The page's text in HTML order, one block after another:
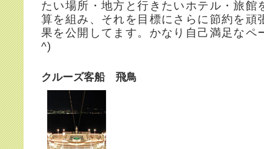
たい場所・地方と行きたいホテル・旅館
算を組み、それを目標にさらに節約を頑
果を公開してます。かなり自己満足なペ
^)
クルーズ客船 飛鳥